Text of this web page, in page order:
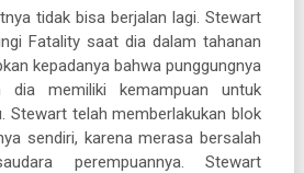
tidak bisa berjalan lagi. Stewart
Fatality saat dia dalam tahanan
kepadanya bahwa punggungnya
dia memiliki kemampuan untuk
Stewart telah memberlakukan blok
sendiri, karena merasa bersalah
perempuannya. Stewart